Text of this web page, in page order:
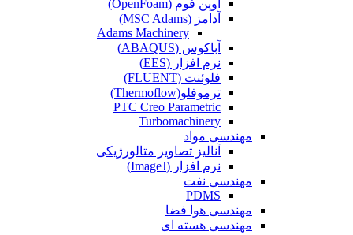
اوپن فوم (OpenFoam)
آدامز (MSC Adams)
Adams Machinery
آباکوس (ABAQUS)
نرم افزار (EES)
فلوئنت (FLUENT)
ترموفلو(Thermoflow)
PTC Creo Parametric
Turbomachinery
مهندسی مواد
آنالیز تصاویر متالورژیکی
نرم افزار (ImageJ)
مهندسی نفت
PDMS
مهندسی هوا فضا
مهندسی هسته ای